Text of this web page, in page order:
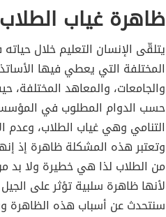
ظاهرة غياب الطلاب
يتلقّى الإنسان التعليم خلال
المختلفة التي يعطي فيها
والجامعات، والمعاهد المختلفة،
حسب الدوام المطلوب في
التنامي وهي غياب الطلاب، وعدم
وتعتبر هذه المشكلة ظاهرة إذ
من الطلاب لذا هي خطيرة ولا بد
لأنها ظاهرة سلبية تؤثر على
سنتحدث عن أسباب هذه الظاهرة